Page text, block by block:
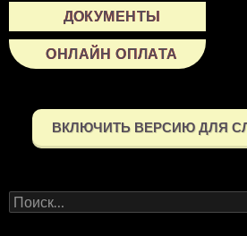
ДОКУМЕНТЫ
ОНЛАЙН ОПЛАТА
ВКЛЮЧИТЬ ВЕРСИЮ ДЛЯ
Найти: